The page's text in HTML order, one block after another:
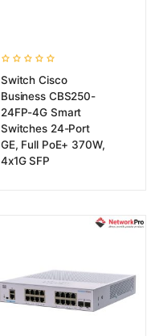
Switch Cisco
Business CBS250-
24FP-4G Smart
Switches 24-Port
GE, Full PoE+ 370W,
4x1G SFP